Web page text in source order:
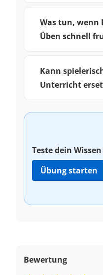
Was tun, wenn
Üben schnell
Kann
Unterricht
Teste dein Wissen
Übung starten
Bewertung